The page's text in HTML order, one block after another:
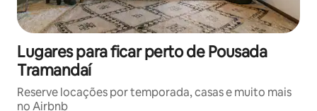
Lugares para ficar perto de Pousada
Tramandaí
Reserve locações por temporada, casas e muito mais
no Airbnb